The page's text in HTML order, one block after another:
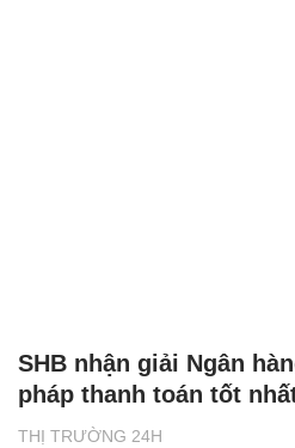
THỊ TRƯỜNG 24H
SHB nhận giải Ngân
pháp thanh toán tốt